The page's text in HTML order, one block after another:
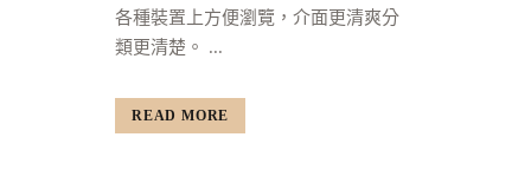
各種裝置上方便瀏覽，介面更清爽分
類更清楚。 ...
READ MORE